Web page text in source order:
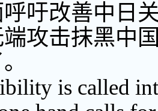
呼吁改善中日
攻击抹黑中
is called